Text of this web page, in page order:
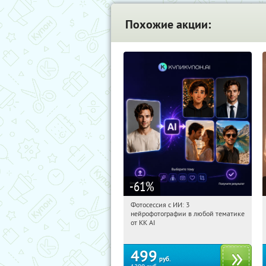
Похожие акции:
-61%
14:42:53
Россия
Фотосессия с ИИ: 3
нейрофотографии в любой тематике
от KK AI
499 руб.